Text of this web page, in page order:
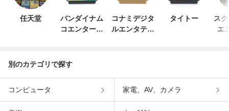
任天堂
バンダイナム
コエンターテ
コナミデジタ
ルエンタテイ
タイトー
ス
エ
別のカテゴリで探す
コンピュータ 家電、AV、カメラ